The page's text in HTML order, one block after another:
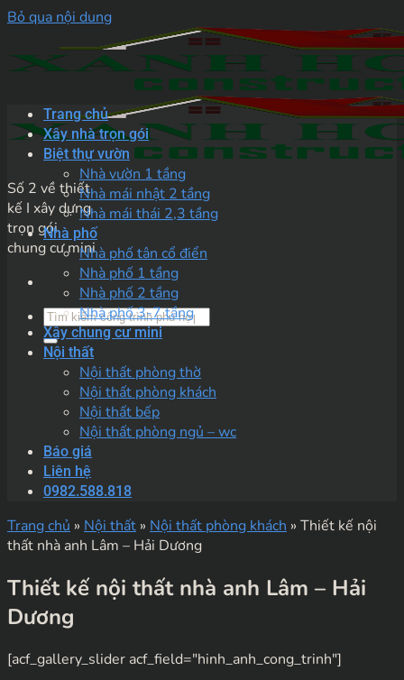
Bỏ qua nội dung
Số 2 về thiết
kế I xây dựng
trọn gói
chung cư mini
Trang chủ
Xây nhà trọn gói
Biệt thự vườn
Nhà vườn 1 tầng
Nhà mái nhật 2 tầng
Nhà mái thái 2,3 tầng
Nhà phố
Nhà phố tân cổ điển
Nhà phố 1 tầng
Nhà phố 2 tầng
Nhà phố 3-7 tầng
Xây chung cư mini
Nội thất
Nội thất phòng thờ
Nội thất phòng khách
Nội thất bếp
Nội thất phòng ngủ – wc
Báo giá
Liên hệ
0982.588.818
Trang chủ » Nội thất » Nội thất phòng khách » Thiết kế nội
thất nhà anh Lâm – Hải Dương
Thiết kế nội thất nhà anh Lâm – Hải
Dương
[acf_gallery_slider acf_field="hinh_anh_cong_trinh"]